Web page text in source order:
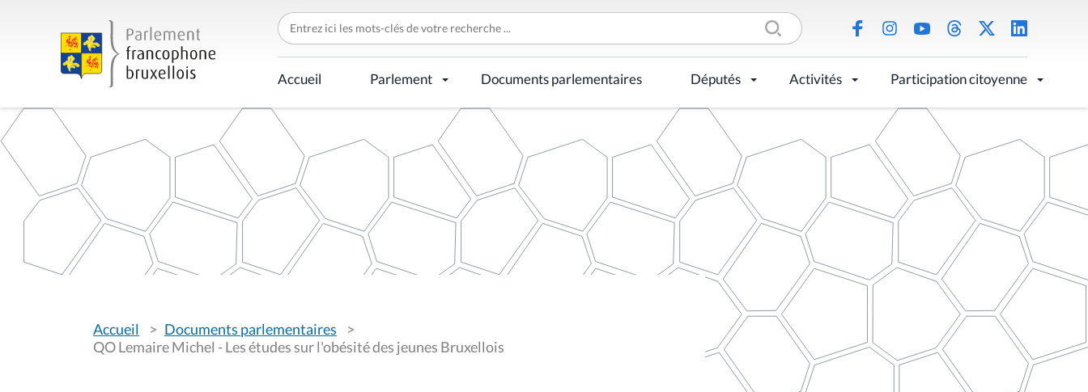
C
h
e
r
c
h
r
p
Accueil Parlement Documents parlementaires Députés Activités Participation citoyenne
o
u
s
Accueil
Documents parlementaires
QO Lemaire Michel - Les études sur l'obésité des jeunes Bruxellois